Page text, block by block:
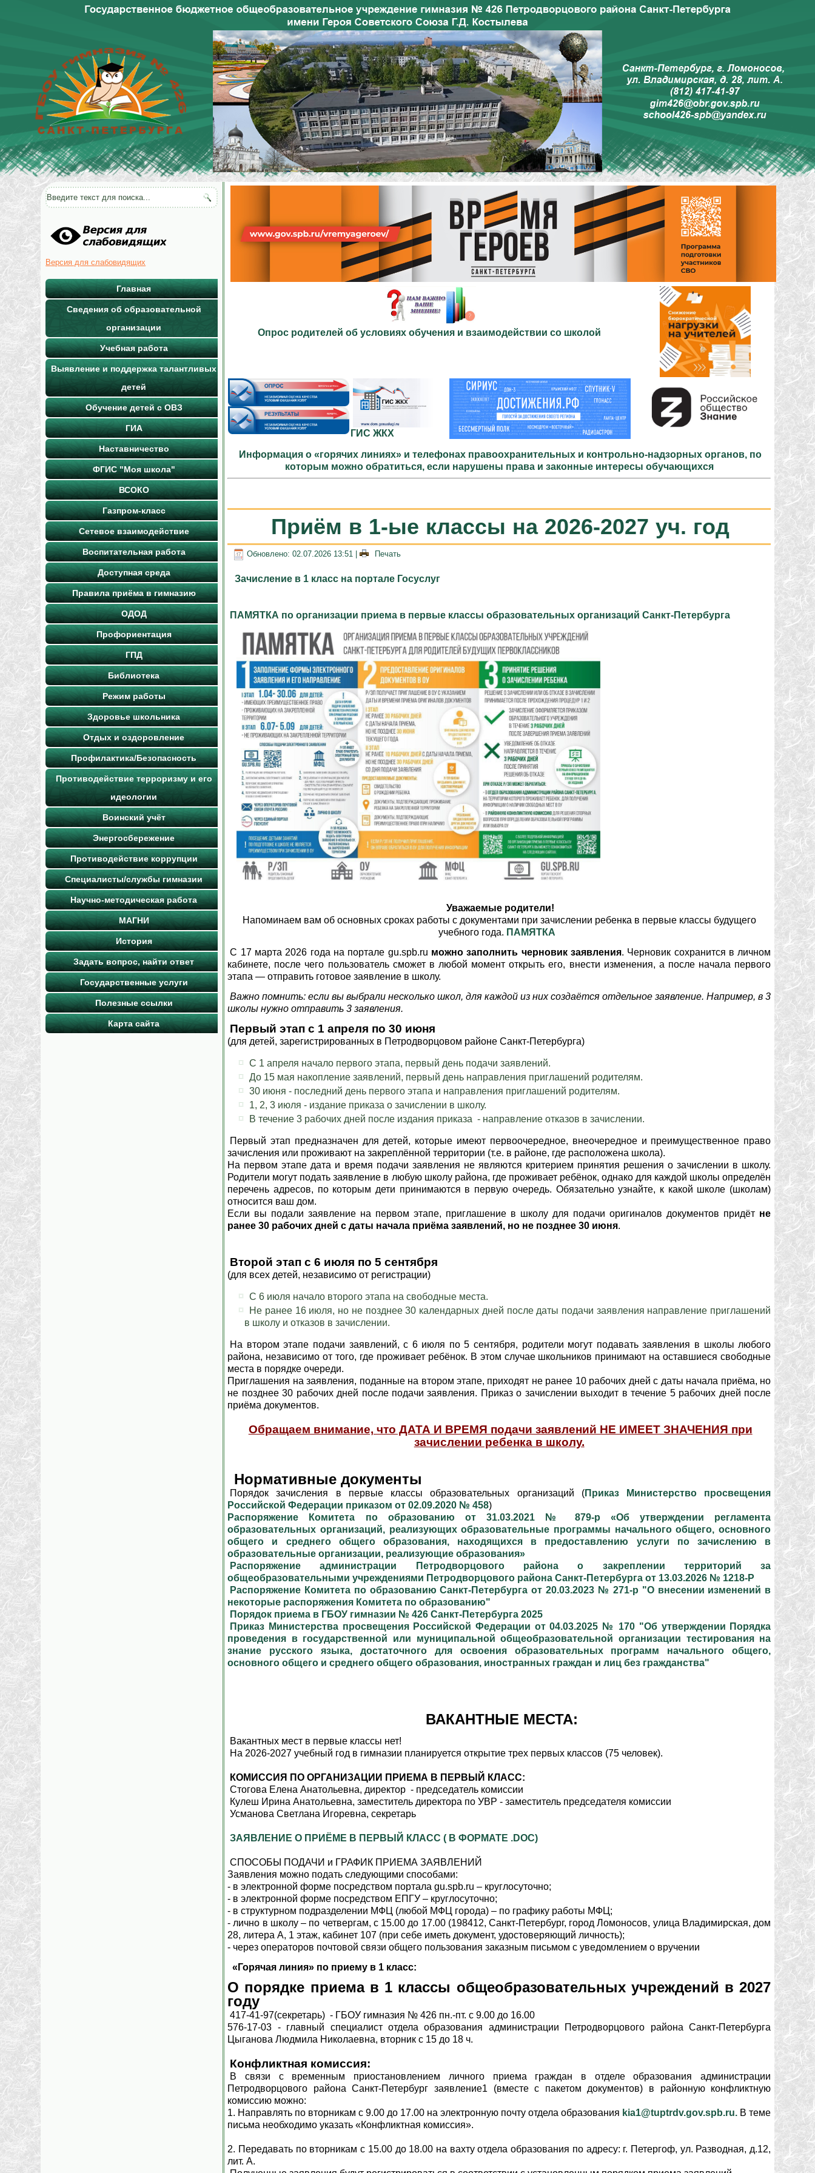
Версия для слабовидящих
Главная
Сведения об образовательной
организации
Учебная работа
Выявление и поддержка талантливых
детей
Обучение детей с ОВЗ
ГИА
Наставничество
ФГИС "Моя школа"
ВСОКО
Газпром-класс
Сетевое взаимодействие
Воспитательная работа
Доступная среда
Правила приёма в гимназию
ОДОД
Профориентация
ГПД
Библиотека
Режим работы
Здоровье школьника
Отдых и оздоровление
Профилактика/Безопасность
Противодействие терроризму и его
идеологии
Воинский учёт
Энергосбережение
Противодействие коррупции
Специалисты/службы гимназии
Научно-методическая работа
МАГНИ
История
Задать вопрос, найти ответ
Государственные услуги
Полезные ссылки
Карта сайта
Опрос родителей об условиях обучения и взаимодействии со школой
ГИС ЖКХ
Информация о «горячих линиях» и телефонах правоохранительных и контрольно-надзорных органов, по
которым можно обратиться, если нарушены права и законные интересы обучающихся
Приём в 1-ые классы на 2026-2027 уч. год
Обновлено: 02.07.2026 13:51 | Печать
Зачисление в 1 класс на портале Госуслуг
ПАМЯТКА по организации приема в первые классыобразовательных организацийСанкт-Петербурга
Уважаемые родители!
Напоминаем вам об основных сроках работы с документами при зачислении ребенка в первые классы будущего
учебного года. ПАМЯТКА
C 17 марта 2026 года на портале gu.spb.ru можно заполнить черновик заявления. Черновик сохранится в личном
кабинете, после чего пользователь сможет в любой момент открыть его, внести изменения, а после начала первого
этапа — отправить готовое заявление в школу.
Важно помнить: если вы выбрали несколько школ, для каждой из них создаётся отдельное заявление. Например, в 3
школы нужно отправить 3 заявления.
Первый этап с 1 апреля по 30 июня
(для детей, зарегистрированных в Петродворцовом районе Санкт-Петербурга)
С 1 апреля начало первого этапа, первый день подачи заявлений.
До 15 мая накопление заявлений, первый день направления приглашений родителям.
30 июня - последний день первого этапа и направления приглашений родителям.
1, 2, 3 июля - издание приказа о зачислении в школу.
В течение 3 рабочих дней после издания приказа - направление отказов в зачислении.
Первый этап предназначен для детей, которые имеют первоочередное, внеочередное и преимущественное право
зачисления или проживают на закреплённой территории (т.е. в районе, где расположена школа).
На первом этапе дата и время подачи заявления не являются критерием принятия решения о зачислении в школу.
Родители могут подать заявление в любую школу района, где проживает ребёнок, однако для каждой школы определён
перечень адресов, по которым дети принимаются в первую очередь. Обязательно узнайте, к какой школе (школам)
относится ваш дом.
Если вы подали заявление на первом этапе, приглашение в школу для подачи оригиналов документов придёт не
ранее 30 рабочих дней с даты начала приёма заявлений, но не позднее 30 июня.
Второй этап с 6 июля по 5 сентября
(для всех детей, независимо от регистрации)
С 6 июля начало второго этапа на свободные места.
Не ранее 16 июля, но не позднее 30 календарных дней после даты подачи заявления направление приглашений
в школу и отказов в зачислении.
На втором этапе подачи заявлений, с 6 июля по 5 сентября, родители могут подавать заявления в школы любого
района, независимо от того, где проживает ребёнок. В этом случае школьников принимают на оставшиеся свободные
места в порядке очереди.
Приглашения на заявления, поданные на втором этапе, приходят не ранее 10 рабочих дней с даты начала приёма, но
не позднее 30 рабочих дней после подачи заявления. Приказ о зачислении выходит в течение 5 рабочих дней после
приёма документов.
Обращаем внимание, что ДАТА И ВРЕМЯ подачи заявлений НЕ ИМЕЕТ ЗНАЧЕНИЯ при
зачислении ребенка в школу.
Нормативные документы
Порядок зачисления в первые классы образовательных организаций (Приказ Министерство просвещения
Российской Федерации приказом от 02.09.2020 № 458)
Распоряжение Комитета по образованию от 31.03.2021 № 879-р «Об утверждении регламента
образовательных организаций, реализующих образовательные программы начального общего, основного
общего и среднего общего образования, находящихся в предоставлению услуги по зачислению в
образовательные организации, реализующие образования»
Распоряжение администрации Петродворцового района о закреплении территорий за
общеобразовательными учреждениями Петродворцового района Санкт-Петербурга от 13.03.2026 № 1218-Р
Распоряжение Комитета по образованию Санкт-Петербурга от 20.03.2023 № 271-р "О внесении изменений в
некоторые распоряжения Комитета по образованию"
Порядок приема в ГБОУ гимназии № 426 Санкт-Петербурга 2025
Приказ Министерства просвещения Российской Федерации от 04.03.2025 № 170 "Об утверждении Порядка
проведения в государственной или муниципальной общеобразовательной организации тестирования на
знание русского языка, достаточного для освоения образовательных программ начального общего,
основного общего и среднего общего образования, иностранных граждан и лиц без гражданства"
ВАКАНТНЫЕ МЕСТА:
Вакантных мест в первые классы нет!
На 2026-2027 учебный год в гимназии планируется открытие трех первых классов (75 человек).
КОМИССИЯ ПО ОРГАНИЗАЦИИ ПРИЕМА В ПЕРВЫЙ КЛАСС:
Стогова Елена Анатольевна, директор - председатель комиссии
Кулеш Ирина Анатольевна, заместитель директора по УВР - заместитель председателя комиссии
Усманова Светлана Игоревна, секретарь
ЗАЯВЛЕНИЕ О ПРИЁМЕ В ПЕРВЫЙ КЛАСС ( В ФОРМАТЕ .DOC)
СПОСОБЫ ПОДАЧИ и ГРАФИК ПРИЕМА ЗАЯВЛЕНИЙ
Заявления можно подать следующими способами:
- в электронной форме посредством портала gu.spb.ru – круглосуточно;
- в электронной форме посредством ЕПГУ – круглосуточно;
- в структурном подразделении МФЦ (любой МФЦ города) – по графику работы МФЦ;
- лично в школу – по четвергам, с 15.00 до 17.00 (198412, Санкт-Петербург, город Ломоносов, улица Владимирская, дом
28, литера А, 1 этаж, кабинет 107 (при себе иметь документ, удостоверяющий личность);
- через операторов почтовой связи общего пользования заказным письмом с уведомлением о вручении
«Горячая линия» по приему в 1 класс:
О порядке приема в 1 классы общеобразовательных учреждений в 2027
году
417-41-97(секретарь) - ГБОУ гимназия № 426 пн.-пт. с 9.00 до 16.00
576-17-03 - главный специалист отдела образования администрации Петродворцового района Санкт-Петербурга
Цыганова Людмила Николаевна, вторник с 15 до 18 ч.
Конфликтная комиссия:
В связи с временным приостановлением личного приема граждан в отделе образования администрации
Петродворцового района Санкт-Петербург заявление1 (вместе с пакетом документов) в районную конфликтную
комиссию можно:
1. Направлять по вторникам с 9.00 до 17.00 на электронную почту отдела образования kia1@tuptrdv.gov.spb.ru. В теме
письма необходимо указать «Конфликтная комиссия».
2. Передавать по вторникам с 15.00 до 18.00 на вахту отдела образования по адресу: г. Петергоф, ул. Разводная, д.12,
лит. А.